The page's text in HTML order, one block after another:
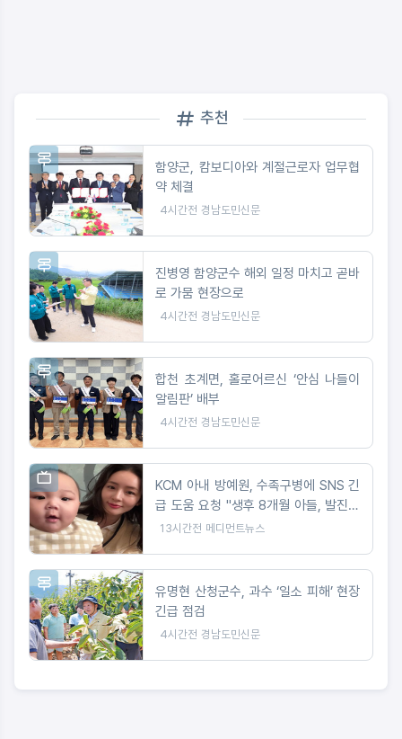
추천
함양군, 캄보디아와 계절근로자 업무협
약 체결
4시간전 경남도민신문
진병영 함양군수 해외 일정 마치고 곧바
로 가뭄 현장으로
4시간전 경남도민신문
합천 초계면, 홀로어르신 ‘안심 나들이
알림판’ 배부
4시간전 경남도민신문
KCM 아내 방예원, 수족구병에 SNS 긴
급 도움 요청 "생후 8개월 아들, 발진에
마음 아파"
13시간전 메디먼트뉴스
유명현 산청군수, 과수 ‘일소 피해’ 현장
긴급 점검
4시간전 경남도민신문